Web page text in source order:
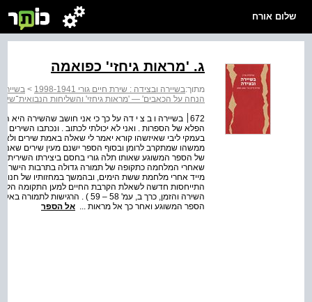
שלום אורח
ג. 'מראות גיחזי' כפואמה
מתוך:בשיירה ובצידה : שירת חיים גורי 1998-1941 > בשיירה
הנחה על הכאבים' — 'מראות גיחזי' והשליחות
672׀ בשיירה ו ב צ י דה על כך כי אני חושב שהשירה
הפלא של הספרות . ואני לא יכולתי לכתוב . ונכתבו
בעמקי ליבי שאיזשהו קורא יאמר לי שאלה באמת שירים
של הספר המשוגע שאותו תלה גורי בחסם ביצירתו
שאחרי המלחמה כתקופה של תמורה גדולה בתרבות
מייד אחרי מלחמת ששת הימים, ובהמשך במחזותיו של חנוך
התייחסות חדשה לשאלת הקרבת החיים למען התקומה
השירה והזמן, כרך ב, עמ' 58 – 59 )
הספר המשוגע ואחר כך אל מראות ... אל הספר